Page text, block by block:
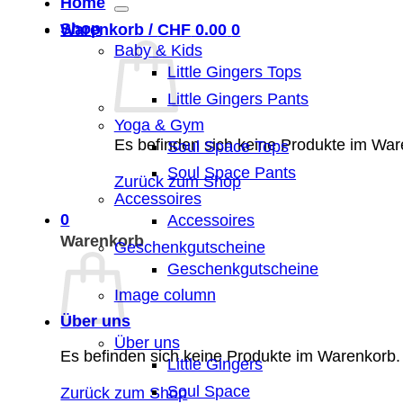
Warenkorb /CHF 0.00 0
Es befinden sich keine Produkte im
Zurück zum Shop
0
Warenkorb
Es befinden sich keine Produkte im Warenkorb.
Zurück zum Shop
Shop
Baby & Kids
Little Gingers Tops
Little Gingers Pants
Yoga & Gym
Soul Space Tops
Soul Space Pants
Accessoires
Accessoires
Geschenkgutscheine
Geschenkgutscheine
Image column
Über uns
Über uns
Little Gingers
Soul Space